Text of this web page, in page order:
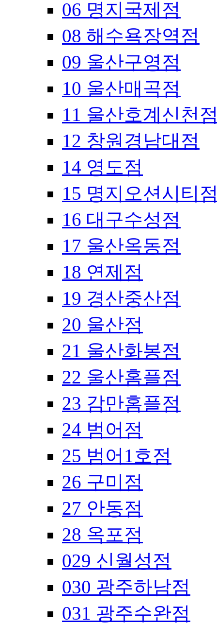
06 명지국제점
08 해수욕장역점
09 울산구영점
10 울산매곡점
11 울산호계신천
12 창원경남대점
14 영도점
15 명지오션시티
16 대구수성점
17 울산옥동점
18 연제점
19 경산중산점
20 울산점
21 울산화봉점
22 울산홈플점
23 감만홈플점
24 범어점
25 범어1호점
26 구미점
27 안동점
28 옥포점
029 신월성점
030 광주하남점
031 광주수완점